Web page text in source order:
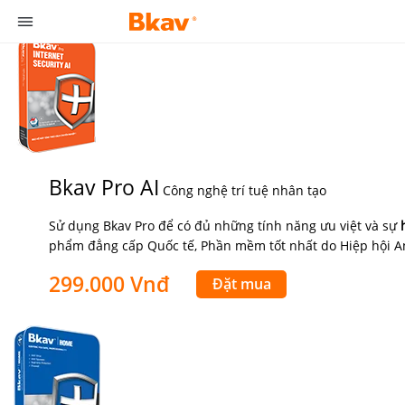
Bkav Pro AI Công nghệ trí tuệ nhân tạo
Sử dụng Bkav Pro để có đủ những tính năng ưu việt và sự
phẩm đẳng cấp Quốc tế, Phần mềm tốt nhất do Hiệp hội
299.000 Vnđ Đặt mua